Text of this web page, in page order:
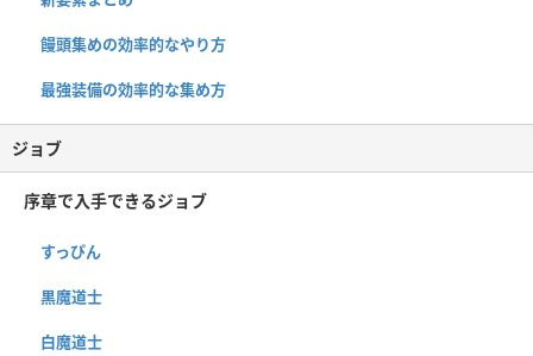
饅頭集めの効率的なやり方
最強装備の効率的な集め方
ジョブ
序章で入手できるジョブ
すっぴん
黒魔道士
白魔道士